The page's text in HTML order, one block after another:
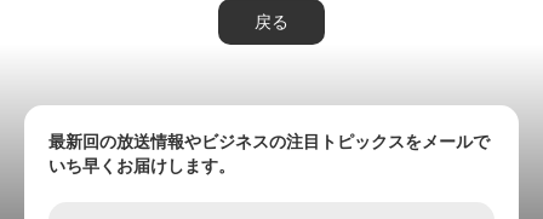
戻る
最新回の放送情報やビジネスの注目トピックスをメールで
いち早くお届けします。